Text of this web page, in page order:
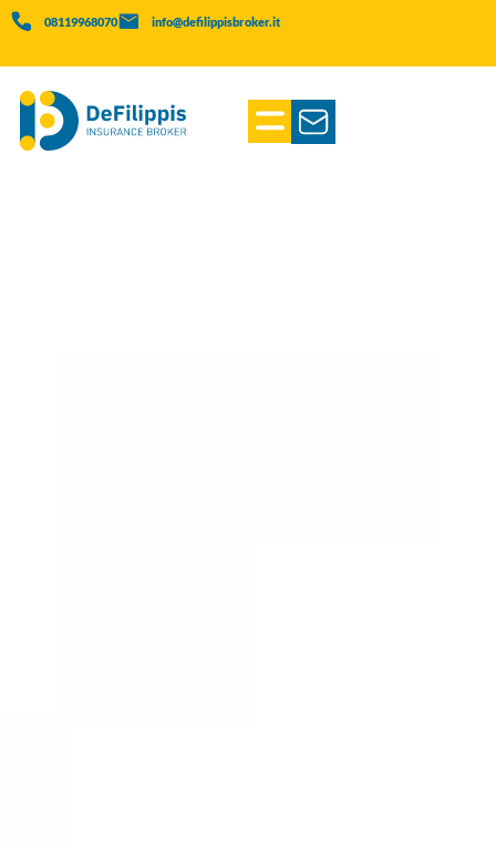
08119968070 info@defilippisbroker.it